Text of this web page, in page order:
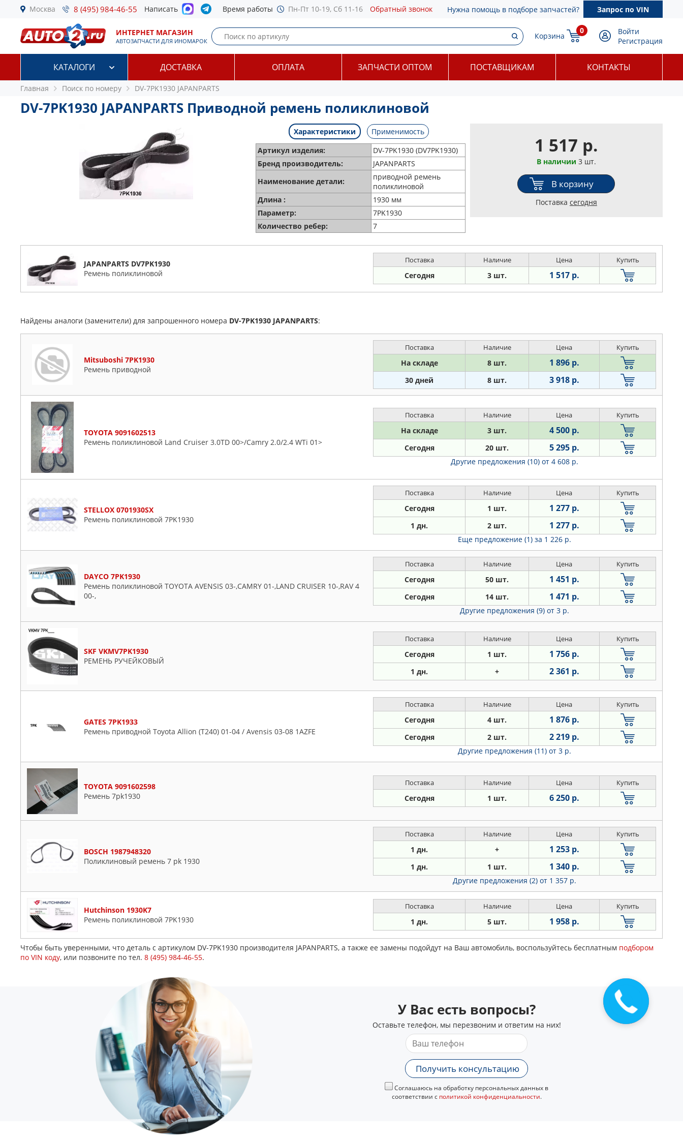
Москва 8 (495) 984-46-55 Написать Время работы Пн-Пт 10-19, Сб 11-16 Обратный звонок Нужна помощь в подборе запчастей? Запрос по VIN
ИНТЕРНЕТ МАГАЗИН
АВТОЗАПЧАСТИ ДЛЯ ИНОМАРОК
Корзина
0
Войти
Регистрация
КАТАЛОГИ ДОСТАВКА ОПЛАТА ЗАПЧАСТИ ОПТОМ ПОСТАВЩИКАМ КОНТАКТЫ
Главная Поиск по номеру DV-7PK1930 JAPANPARTS
DV-7PK1930 JAPANPARTS Приводной ремень поликлиновой
Характеристики
Применимость
Артикул изделия:
DV-7PK1930 (DV7PK1930)
Бренд производитель:
JAPANPARTS
Наименование детали:
приводной ремень
поликлиновой
Длина :
1930 мм
Параметр:
7PK1930
Количество ребер:
7
1 517 р.
В наличии 3 шт.
В корзину
Поставка сегодня
JAPANPARTS DV7PK1930
Ремень поликлиновой
Поставка Наличие Цена Купить
Сегодня 3 шт. 1 517 р.
Найдены аналоги (заменители) для запрошенного номера DV-7PK1930 JAPANPARTS:
Mitsuboshi 7PK1930
Ремень приводной
Поставка Наличие Цена Купить
На складе 8 шт. 1 896 р.
30 дней 8 шт. 3 918 р.
TOYOTA 9091602513
Ремень поликлиновой Land Cruiser 3.0TD 00>/Camry 2.0/2.4 WTi 01>
Поставка Наличие Цена Купить
На складе 3 шт. 4 500 р.
Сегодня 20 шт. 5 295 р.
Другие предложения (10) от 4 608 р.
STELLOX 0701930SX
Ремень поликлиновой 7PK1930
Поставка Наличие Цена Купить
Сегодня 1 шт. 1 277 р.
1 дн. 2 шт. 1 277 р.
Еще предложение (1) за 1 226 р.
DAYCO 7PK1930
Ремень поликлиновой TOYOTA AVENSIS 03-,CAMRY 01-,LAND CRUISER 10-,RAV 4
00-,
Поставка Наличие Цена Купить
Сегодня 50 шт. 1 451 р.
Сегодня 14 шт. 1 471 р.
Другие предложения (9) от 3 р.
SKF VKMV7PK1930
РЕМЕНЬ РУЧЕЙКОВЫЙ
Поставка Наличие Цена Купить
Сегодня 1 шт. 1 756 р.
1 дн. + 2 361 р.
GATES 7PK1933
Ремень приводной Toyota Allion (T240) 01-04 / Avensis 03-08 1AZFE
Поставка Наличие Цена Купить
Сегодня 4 шт. 1 876 р.
Сегодня 2 шт. 2 219 р.
Другие предложения (11) от 3 р.
TOYOTA 9091602598
Ремень 7рk1930
Поставка Наличие Цена Купить
Сегодня 1 шт. 6 250 р.
BOSCH 1987948320
Поликлиновый ремень 7 pk 1930
Поставка Наличие Цена Купить
1 дн. + 1 253 р.
1 дн. 1 шт. 1 340 р.
Другие предложения (2) от 1 357 р.
Hutchinson 1930K7
Ремень поликлиновой 7PK1930
Поставка Наличие Цена Купить
1 дн. 5 шт. 1 958 р.
Чтобы быть уверенными, что деталь с артикулом DV-7PK1930 производителя JAPANPARTS, а также ее замены подойдут на Ваш автомобиль, воспользуйтесь бесплатным подбором
по VIN коду, или позвоните по тел. 8 (495) 984-46-55.
У Вас есть вопросы?
Оставьте телефон, мы перезвоним и ответим на них!
Получить консультацию
Соглашаюсь на обработку персональных данных в
соответствии с политикой конфиденциальности.